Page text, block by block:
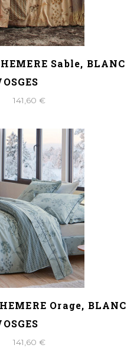
Sable, BLANC
141,60 €
Orage, BLANC
141,60 €